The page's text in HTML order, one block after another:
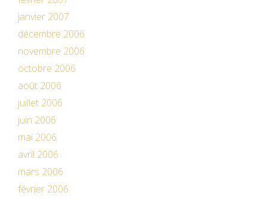
janvier 2007
décembre 2006
novembre 2006
octobre 2006
août 2006
juillet 2006
juin 2006
mai 2006
avril 2006
mars 2006
février 2006